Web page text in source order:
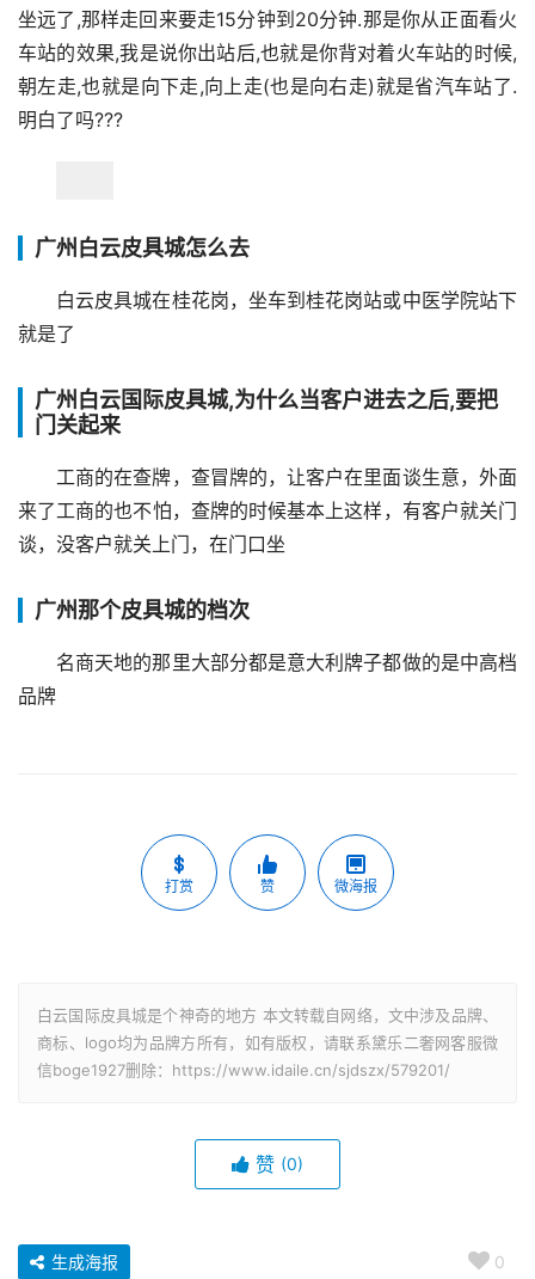
坐远了,那样走回来要走15分钟到20分钟.那是你从正面看火
车站的效果,我是说你出站后,也就是你背对着火车站的时候,
朝左走,也就是向下走,向上走(也是向右走)就是省汽车站了.
明白了吗???
广州白云皮具城怎么去
白云皮具城在桂花岗，坐车到桂花岗站或中医学院站下
就是了
广州白云国际皮具城,为什么当客户进去之后,要把
门关起来
工商的在查牌，查冒牌的，让客户在里面谈生意，外面
来了工商的也不怕，查牌的时候基本上这样，有客户就关门
谈，没客户就关上门，在门口坐
广州那个皮具城的档次
名商天地的那里大部分都是意大利牌子都做的是中高档
品牌
打赏 赞 微海报
白云国际皮具城是个神奇的地方 本文转载自网络，文中涉及品牌、
商标、logo均为品牌方所有，如有版权，请联系黛乐二奢网客服微
信boge1927删除：https://www.idaile.cn/sjdszx/579201/
赞 (0)
0
生成海报